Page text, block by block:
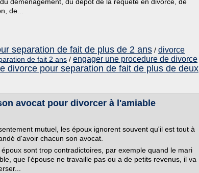
de...
separation de fait de plus de 2 ans / divorce
de fait 2 ans / engager une procedure de divorce
le divorce pour separation de fait de plus de deux
avocat pour divorcer à l'amiable
mutuel, les époux ignorent souvent qu'il est tout à
d'avoir chacun son avocat.
sont trop contradictoires, par exemple quand le mari
que l'épouse ne travaille pas ou a de petits revenus, il va